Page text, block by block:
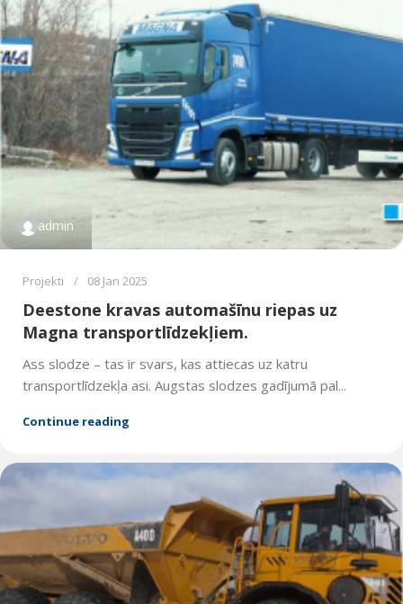
admin
Projekti 08 Jan 2025
Deestone kravas automašīnu riepas uz
Magna transportlīdzekļiem.
Ass slodze – tas ir svars, kas attiecas uz katru
transportlīdzekļa asi. Augstas slodzes gadījumā pal...
Continue reading